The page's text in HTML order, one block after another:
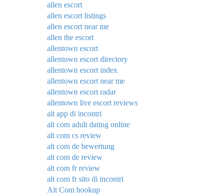
allen escort
allen escort listings
allen escort near me
allen the escort
allentown escort
allentown escort directory
allentown escort index
allentown escort near me
allentown escort radar
allentown live escort reviews
alt app di incontri
alt com adult dating online
alt com cs review
alt com de bewertung
alt com de review
alt com fr review
alt com fr sito di incontri
Alt Com hookup